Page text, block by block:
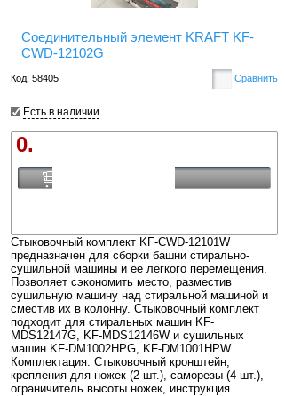
Соединительный элемент KRAFT KF-
CWD-12102G
Код: 58405 Сравнить
Есть в наличии
0.
Стыковочный комплект KF-CWD-12101W
предназначен для сборки башни стирально-
сушильной машины и ее легкого перемещения.
Позволяет сэкономить место, разместив
сушильную машину над стиральной машиной и
сместив их в колонну. Стыковочный комплект
подходит для стиральных машин KF-
MDS12147G, KF-MDS12146W и сушильных
машин KF-DM1002HPG, KF-DM1001HPW.
Комплектация: Стыковочный кронштейн,
крепления для ножек (2 шт.), саморезы (4 шт.),
ограничитель высоты ножек, инструкция.